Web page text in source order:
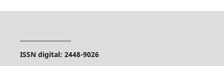
ISSN digital: 2448-9026